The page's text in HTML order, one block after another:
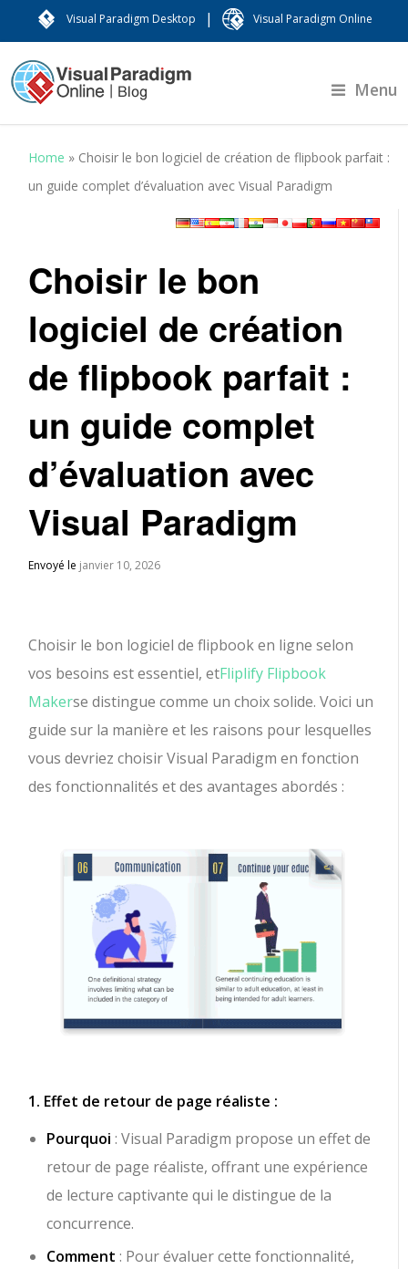
Visual Paradigm Desktop | Visual Paradigm Online
Menu
Home » Choisir le bon logiciel de création de flipbook parfait :
un guide complet d’évaluation avec Visual Paradigm
Choisir le bon
logiciel de création
de flipbook parfait :
un guide complet
d’évaluation avec
Visual Paradigm
Envoyé le janvier 10, 2026
Choisir le bon logiciel de flipbook en ligne selon
vos besoins est essentiel, etFliplify Flipbook
Makerse distingue comme un choix solide. Voici un
guide sur la manière et les raisons pour lesquelles
vous devriez choisir Visual Paradigm en fonction
des fonctionnalités et des avantages abordés :
1. Effet de retour de page réaliste :
Pourquoi : Visual Paradigm propose un effet de
retour de page réaliste, offrant une expérience
de lecture captivante qui le distingue de la
concurrence.
Comment : Pour évaluer cette fonctionnalité,